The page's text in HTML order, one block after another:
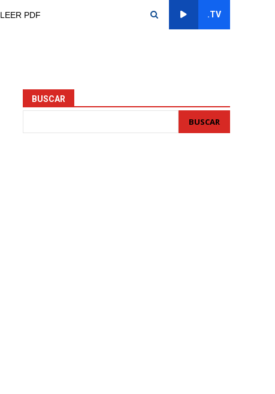
LEER PDF .TV
BUSCAR
BUSCAR